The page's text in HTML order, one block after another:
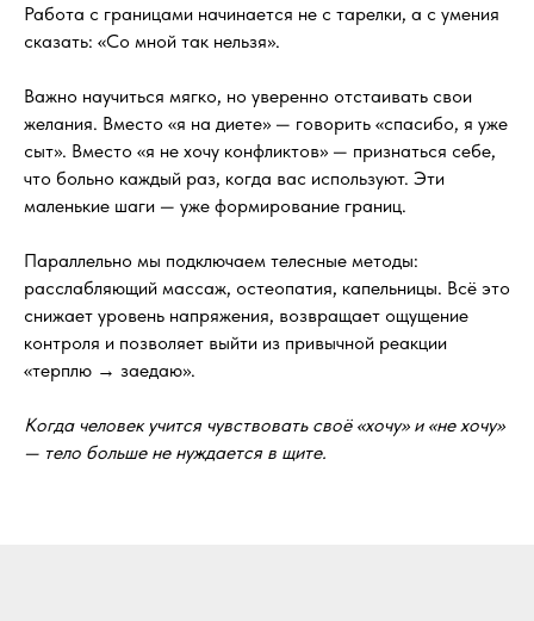
Работа с границами начинается не с тарелки, а с умения
сказать: «Со мной так нельзя».
Важно научиться мягко, но уверенно отстаивать свои
желания. Вместо «я на диете» — говорить «спасибо, я уже
сыт». Вместо «я не хочу конфликтов» — признаться себе,
что больно каждый раз, когда вас используют. Эти
маленькие шаги — уже формирование границ.
Параллельно мы подключаем телесные методы:
расслабляющий массаж, остеопатия, капельницы. Всё это
снижает уровень напряжения, возвращает ощущение
контроля и позволяет выйти из привычной реакции
«терплю → заедаю».
Когда человек учится чувствовать своё «хочу» и «не хочу»
— тело больше не нуждается в щите.